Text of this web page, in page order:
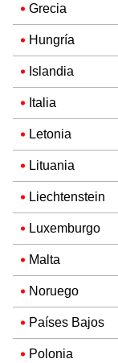
Grecia
Hungría
Islandia
Italia
Letonia
Lituania
Liechtenstein
Luxemburgo
Malta
Noruego
Países Bajos
Polonia